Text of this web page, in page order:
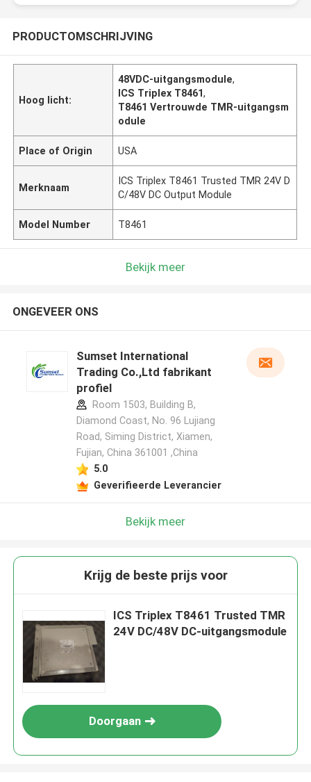
PRODUCTOMSCHRIJVING
Hoog licht:
48VDC-uitgangsmodule,
ICS Triplex T8461,
T8461 Vertrouwde TMR-uitgangsm
odule
Place of Origin USA
Merknaam
ICS Triplex T8461 Trusted TMR 24V D
C/48V DC Output Module
Model Number T8461
Bekijk meer
ONGEVEER ONS
Sumset International
Trading Co.,Ltd fabrikant
profiel
Room 1503, Building B,
Diamond Coast, No. 96 Lujiang
Road, Siming District, Xiamen,
Fujian, China 361001 ,China
5.0
Geverifieerde Leverancier
Bekijk meer
Krijg de beste prijs voor
ICS Triplex T8461 Trusted TMR
24V DC/48V DC-uitgangsmodule
Doorgaan